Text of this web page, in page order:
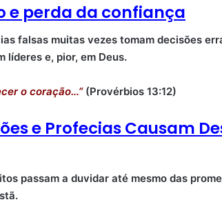
e perda da confiança
falsas muitas vezes tomam decisões
líderes e, pior, em Deus.
o coração…”(Provérbios 13:12)
e Profecias Causam
passam a duvidar até mesmo das